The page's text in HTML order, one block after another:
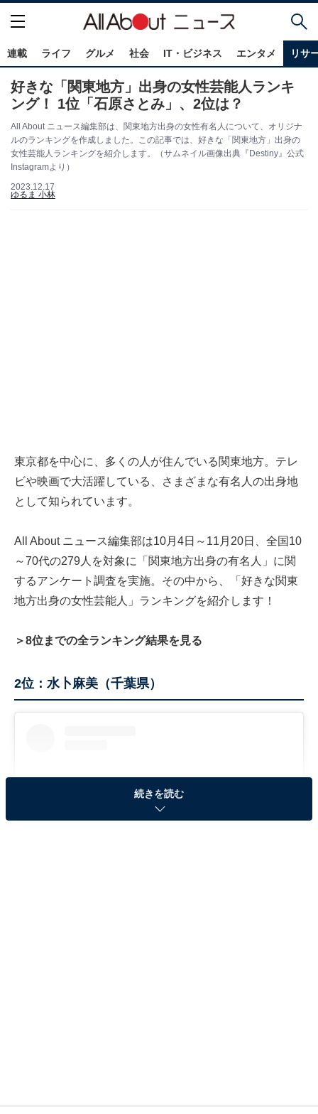
連載 ライフ グルメ 社会 IT・ビジネス エンタメ リサ
好きな「関東地方」出身の女性芸能人ランキ
ング！ 1位「石原さとみ」、2位は？
All About ニュース編集部は、関東地方出身の女性有名人について、オリジナ
ルのランキングを作成しました。この記事では、好きな「関東地方」出身の
女性芸能人ランキングを紹介します。（サムネイル画像出典『Destiny』公式
Instagramより）
2023.12.17
ゆるま 小林
東京都を中心に、多くの人が住んでいる関東地方。テレ
ビや映画で大活躍している、さまざまな有名人の出身地
として知られています。
All About ニュース編集部は10月4日～11月20日、全国10
～70代の279人を対象に「関東地方出身の有名人」に関
するアンケート調査を実施。その中から、「好きな関東
地方出身の女性芸能人」ランキングを紹介します！
＞8位までの全ランキング結果を見る
2位：水卜麻美（千葉県）
続きを読む